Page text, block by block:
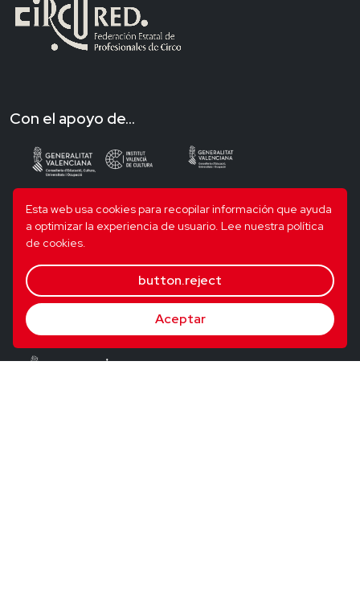
Esta web usa cookies para recopilar información que ayuda
a optimizar la experiencia de usuario. Lee nuestra política
de cookies.
button.reject
Aceptar
Con el apoyo de...